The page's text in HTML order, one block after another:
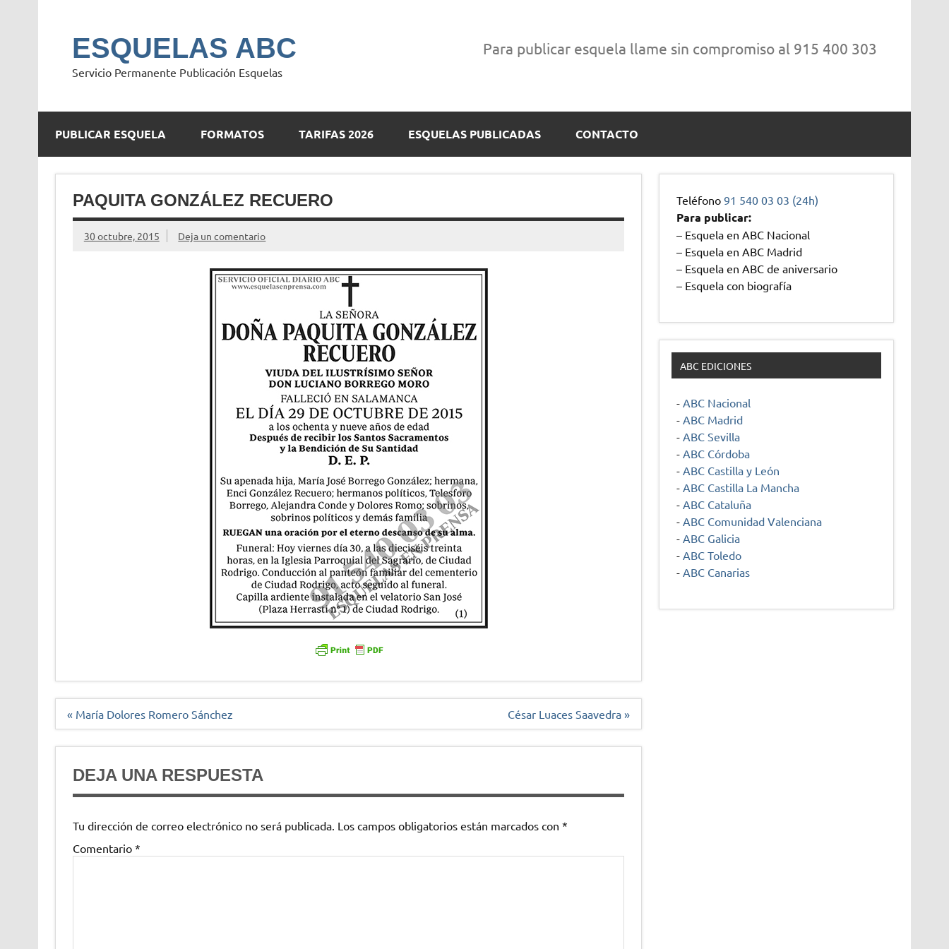
ESQUELAS ABC
Servicio Permanente Publicación Esquelas
Para publicar esquela llame sin compromiso al 915 400 303
PUBLICAR ESQUELA FORMATOS TARIFAS 2026 ESQUELAS PUBLICADAS CONTACTO
PAQUITA GONZÁLEZ RECUERO
30 octubre, 2015 Deja un comentario
Navegación
« María Dolores Romero Sánchez César Luaces Saavedra »
DEJA UNA RESPUESTA
Tu dirección de correo electrónico no será publicada. Los campos obligatorios están marcados con *
Comentario *
Teléfono91 540 03 03 (24h)
Para publicar:
– Esquela en ABC Nacional
– Esquela en ABC Madrid
– Esquela en ABC de aniversario
– Esquela con biografía
ABC EDICIONES
- ABC Nacional
- ABC Madrid
- ABC Sevilla
- ABC Córdoba
- ABC Castilla y León
- ABC Castilla La Mancha
- ABC Cataluña
- ABC Comunidad Valenciana
- ABC Galicia
- ABC Toledo
- ABC Canarias